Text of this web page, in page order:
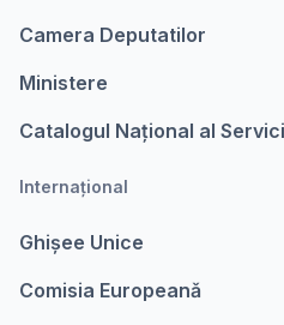
Camera Deputatilor
Ministere
Catalogul Național al
Internațional
Ghișee Unice
Comisia Europeanǎ